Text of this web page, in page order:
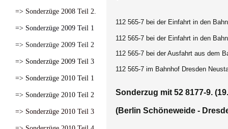
=> Sonderzüge 2008 Teil 2.
=> Sonderzüge 2009 Teil 1
=> Sonderzüge 2009 Teil 2
=> Sonderzüge 2009 Teil 3
=> Sonderzüge 2010 Teil 1
=> Sonderzüge 2010 Teil 2
=> Sonderzüge 2010 Teil 3
112 565-7 bei der Einfahrt in den
112 565-7 bei der Einfahrt in den
112 565-7 bei der Ausfahrt aus dem
112 565-7 im Bahnhof Dresden
Sonderzug mit 52 8177-9.
(Berlin Schöneweide -